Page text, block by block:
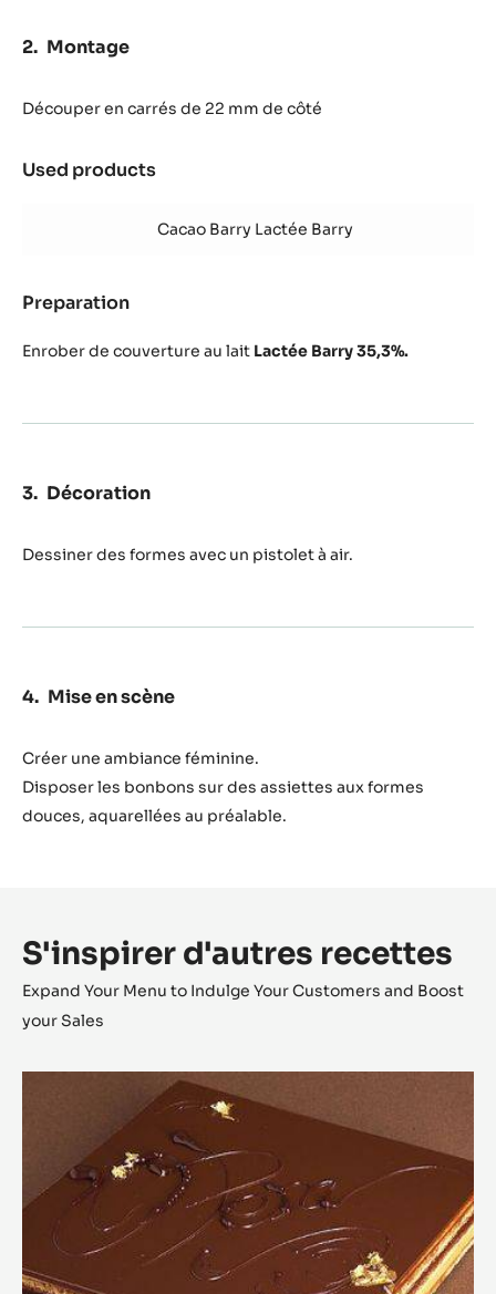
Montage
Découper en carrés de 22 mm de côté
Used products
Cacao Barry Lactée Barry
Preparation
Enrober de couverture au lait Lactée Barry 35,3%.
Décoration
Dessiner des formes avec un pistolet à air.
Mise en scène
Créer une ambiance féminine.
Disposer les bonbons sur des assiettes aux formes
douces, aquarellées au préalable.
S'inspirer d'autres recettes
Expand Your Menu to Indulge Your Customers and Boost
your Sales